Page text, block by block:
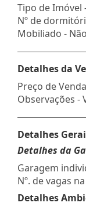
Tipo de Imóvel
Nº de
Mobiliado - Não
Detalhes da
Preço de
Observações -
Detalhes
Detalhes da
Garagem
Nº. de vagas
Detalhes